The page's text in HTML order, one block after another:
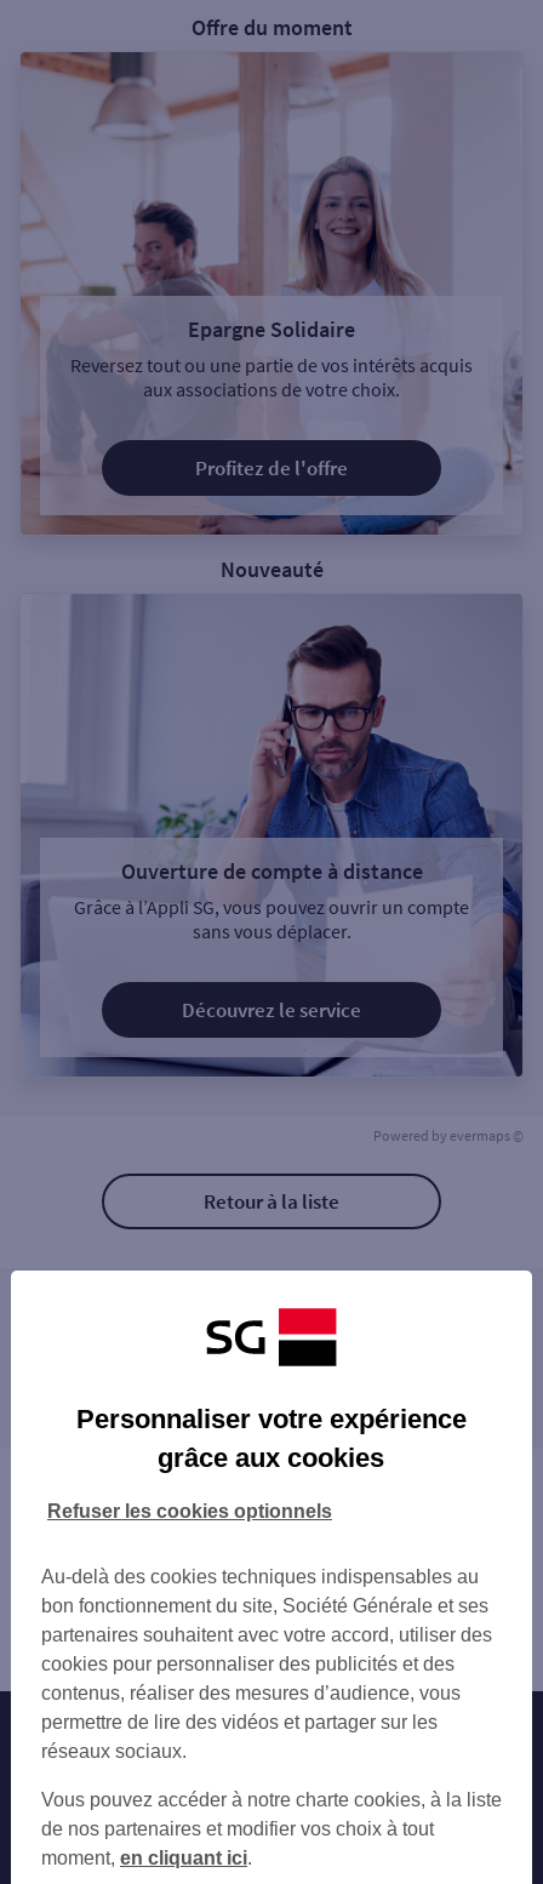
Offre du moment
Epargne Solidaire
Reversez tout ou une partie de vos intérêts acquis
aux associations de votre choix.
Profitez de l'offre
Nouveauté
Ouverture de compte à distance
Grâce à l’Appli SG, vous pouvez ouvrir un compte
sans vous déplacer.
Découvrez le service
Powered by evermaps ©
Retour à la liste
Les distributeurs/automates à proximité
GARE SNCF MONTELIMAR
MONTELIMAR SUD
LE TEIL 40 RUE DE LA REPUBLIQUE
SHELL MONTELIMAR EST
SHELL MONTELIMAR OUEST
PRIVAS 5 CRS DU PALAIS
PRIVAS
PRIVAS
VALREAS 1 RUE CHARLES BORELLO
VALREAS
proximité
Vous êtes ici : Accueil
Trouver une agence bancaire
Drôme
Montélimar
Distributeur/automate MONTELIMAR 10 PL EMILE
LOUBET
Nos engagements Nous contacter
Autres sites SG
Professionnels
Entreprises
Personnaliser votre expérience
grâce aux cookies
Au-delà des cookies techniques indispensables au
bon fonctionnement du site, Société Générale et ses
partenaires souhaitent avec votre accord, utiliser des
cookies pour personnaliser des publicités et des
contenus, réaliser des mesures d’audience, vous
permettre de lire des vidéos et partager sur les
réseaux sociaux.
Vous pouvez accéder à notre charte cookies, à la liste
de nos partenaires et modifier vos choix à tout
moment, en cliquant ici.
Refuser les cookies optionnels